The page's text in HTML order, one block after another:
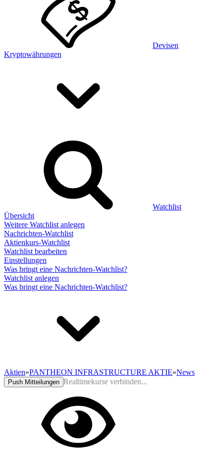
Devisen
Kryptowährungen
Watchlist
Übersicht
Weitere Watchlist anlegen
Nachrichten-Watchlist
Aktienkurs-Watchlist
Watchlist bearbeiten
Einstellungen
Was bringt eine Nachrichten-Watchlist?
Watchlist anlegen
Was bringt eine Nachrichten-Watchlist?
Aktien»PANTHEON INFRASTRUCTURE AKTIE»News
Push Mitteilungen Realtimekurse verbinden...